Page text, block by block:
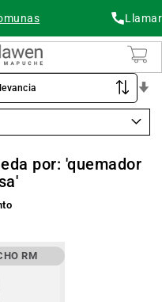
Llamar
por: 'quemador
RM